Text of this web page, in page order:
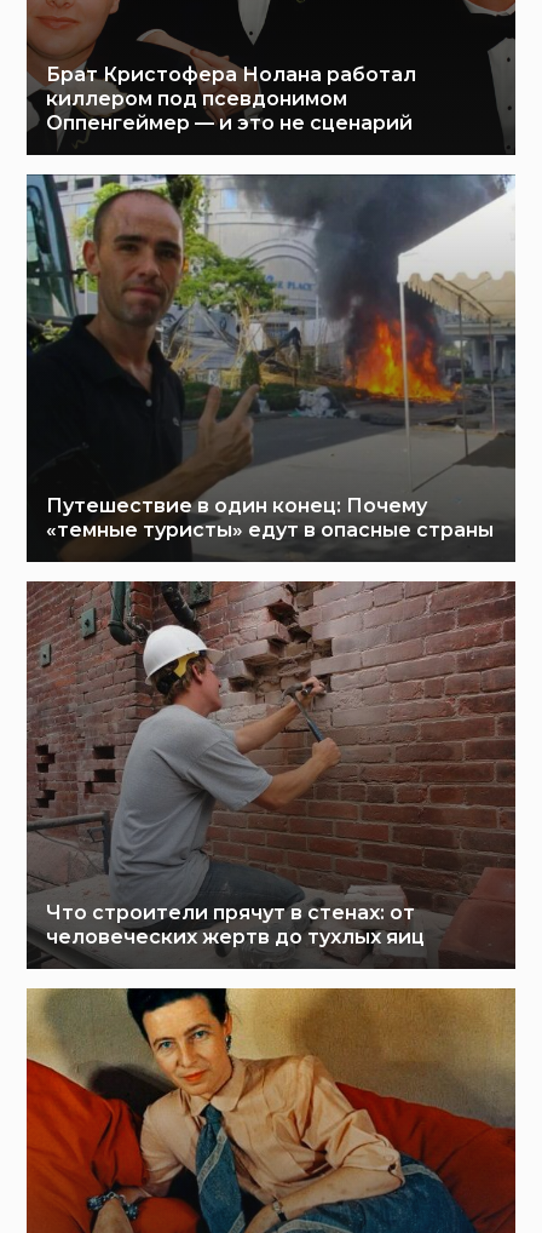
Брат Кристофера Нолана работал
киллером под псевдонимом
Оппенгеймер — и это не сценарий
Путешествие в один конец: Почему
«темные туристы» едут в опасные страны
Что строители прячут в стенах: от
человеческих жертв до тухлых яиц